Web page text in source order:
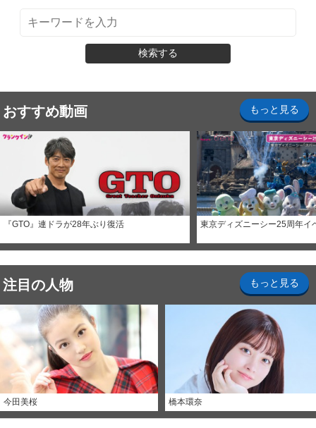
検索する
おすすめ動画 もっと見る
『GTO』連ドラが28年ぶり復活 東京ディズニーシー25周年イ
注目の人物 もっと見る
今田美桜 橋本環奈